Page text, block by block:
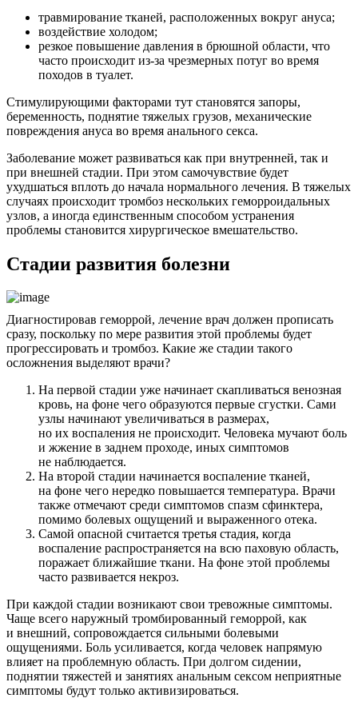
травмирование тканей, расположенных вокруг ануса;
воздействие холодом;
резкое повышение давления в брюшной области, что
часто происходит из-за чрезмерных потуг во время
походов в туалет.
Стимулирующими факторами тут становятся запоры,
беременность, поднятие тяжелых грузов, механические
повреждения ануса во время анального секса.
Заболевание может развиваться как при внутренней, так и
при внешней стадии. При этом самочувствие будет
ухудшаться вплоть до начала нормального лечения. В тяжелых
случаях происходит тромбоз нескольких геморроидальных
узлов, а иногда единственным способом устранения
проблемы становится хирургическое вмешательство.
Стадии развития болезни
Диагностировав геморрой, лечение врач должен прописать
сразу, поскольку по мере развития этой проблемы будет
прогрессировать и тромбоз. Какие же стадии такого
осложнения выделяют врачи?
На первой стадии уже начинает скапливаться венозная
кровь, на фоне чего образуются первые сгустки. Сами
узлы начинают увеличиваться в размерах,
но их воспаления не происходит. Человека мучают боль
и жжение в заднем проходе, иных симптомов
не наблюдается.
На второй стадии начинается воспаление тканей,
на фоне чего нередко повышается температура. Врачи
также отмечают среди симптомов спазм сфинктера,
помимо болевых ощущений и выраженного отека.
Самой опасной считается третья стадия, когда
воспаление распространяется на всю паховую область,
поражает ближайшие ткани. На фоне этой проблемы
часто развивается некроз.
При каждой стадии возникают свои тревожные симптомы.
Чаще всего наружный тромбированный геморрой, как
и внешний, сопровождается сильными болевыми
ощущениями. Боль усиливается, когда человек напрямую
влияет на проблемную область. При долгом сидении,
поднятии тяжестей и занятиях анальным сексом неприятные
симптомы будут только активизироваться.